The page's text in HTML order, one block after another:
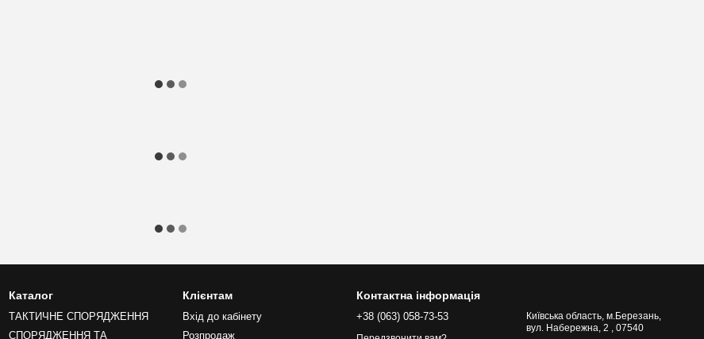
Каталог
ТАКТИЧНЕ СПОРЯДЖЕННЯ
СПОРЯДЖЕННЯ ТА
Клієнтам
Вхід до кабінету
Розпродаж
Контактна інформація
+38 (063) 058-73-53
Київська область, м.Березань,
вул. Набережна, 2 , 07540